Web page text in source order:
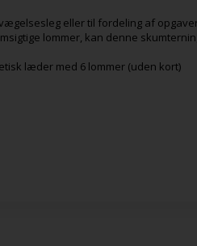
eller til fordeling af
lommer, kan denne
læder med 6 lommer (uden kort)